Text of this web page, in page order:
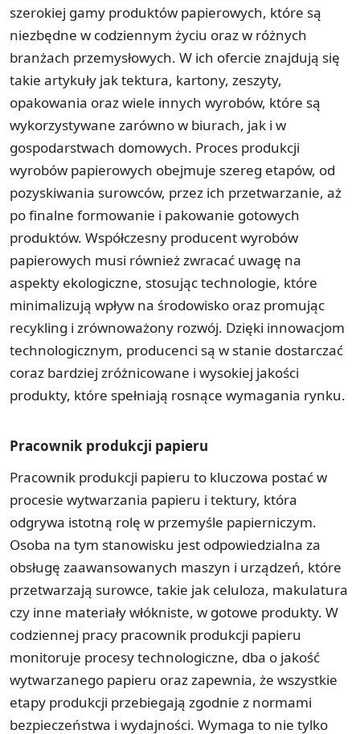
szerokiej gamy produktów papierowych, które są
niezbędne w codziennym życiu oraz w różnych
branżach przemysłowych. W ich ofercie znajdują się
takie artykuły jak tektura, kartony, zeszyty,
opakowania oraz wiele innych wyrobów, które są
wykorzystywane zarówno w biurach, jak i w
gospodarstwach domowych. Proces produkcji
wyrobów papierowych obejmuje szereg etapów, od
pozyskiwania surowców, przez ich przetwarzanie, aż
po finalne formowanie i pakowanie gotowych
produktów. Współczesny producent wyrobów
papierowych musi również zwracać uwagę na
aspekty ekologiczne, stosując technologie, które
minimalizują wpływ na środowisko oraz promując
recykling i zrównoważony rozwój. Dzięki innowacjom
technologicznym, producenci są w stanie dostarczać
coraz bardziej zróżnicowane i wysokiej jakości
produkty, które spełniają rosnące wymagania rynku.
Pracownik produkcji papieru
Pracownik produkcji papieru to kluczowa postać w
procesie wytwarzania papieru i tektury, która
odgrywa istotną rolę w przemyśle papierniczym.
Osoba na tym stanowisku jest odpowiedzialna za
obsługę zaawansowanych maszyn i urządzeń, które
przetwarzają surowce, takie jak celuloza, makulatura
czy inne materiały włókniste, w gotowe produkty. W
codziennej pracy pracownik produkcji papieru
monitoruje procesy technologiczne, dba o jakość
wytwarzanego papieru oraz zapewnia, że wszystkie
etapy produkcji przebiegają zgodnie z normami
bezpieczeństwa i wydajności. Wymaga to nie tylko